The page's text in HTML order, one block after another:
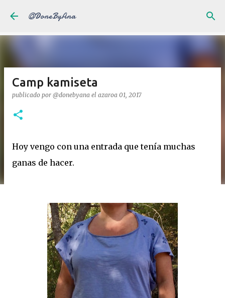
Saltatu eta joan eduki nagusira
@DoneByAna
Camp kamiseta
publicado por @donebyana el azaroa 01, 2017
Hoy vengo con una entrada que tenía muchas
ganas de hacer.